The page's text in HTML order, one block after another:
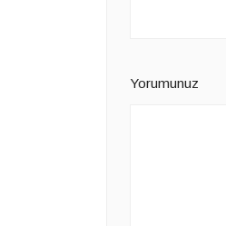
Yorumunuz